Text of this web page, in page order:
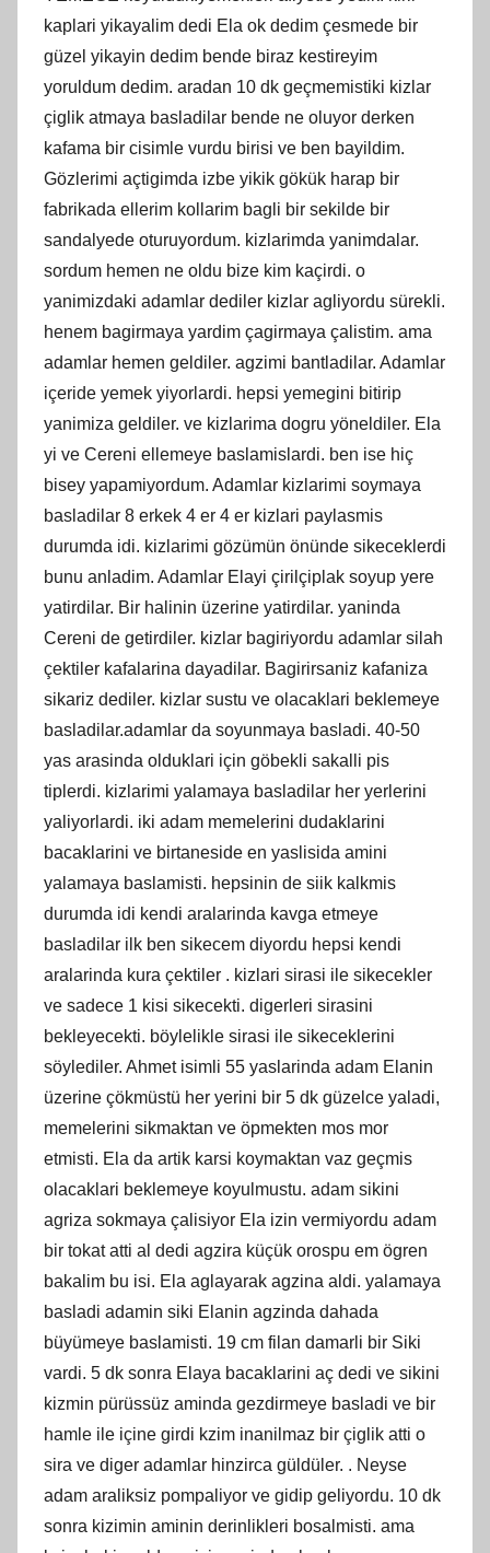
kaplari yikayalim dedi Ela ok dedim çesmede bir
güzel yikayin dedim bende biraz kestireyim
yoruldum dedim. aradan 10 dk geçmemistiki kizlar
çiglik atmaya basladilar bende ne oluyor derken
kafama bir cisimle vurdu birisi ve ben bayildim.
Gözlerimi açtigimda izbe yikik gökük harap bir
fabrikada ellerim kollarim bagli bir sekilde bir
sandalyede oturuyordum. kizlarimda yanimdalar.
sordum hemen ne oldu bize kim kaçirdi. o
yanimizdaki adamlar dediler kizlar agliyordu sürekli.
henem bagirmaya yardim çagirmaya çalistim. ama
adamlar hemen geldiler. agzimi bantladilar. Adamlar
içeride yemek yiyorlardi. hepsi yemegini bitirip
yanimiza geldiler. ve kizlarima dogru yöneldiler. Ela
yi ve Cereni ellemeye baslamislardi. ben ise hiç
bisey yapamiyordum. Adamlar kizlarimi soymaya
basladilar 8 erkek 4 er 4 er kizlari paylasmis
durumda idi. kizlarimi gözümün önünde sikeceklerdi
bunu anladim. Adamlar Elayi çirilçiplak soyup yere
yatirdilar. Bir halinin üzerine yatirdilar. yaninda
Cereni de getirdiler. kizlar bagiriyordu adamlar silah
çektiler kafalarina dayadilar. Bagirirsaniz kafaniza
sikariz dediler. kizlar sustu ve olacaklari beklemeye
basladilar.adamlar da soyunmaya basladi. 40-50
yas arasinda olduklari için göbekli sakalli pis
tiplerdi. kizlarimi yalamaya basladilar her yerlerini
yaliyorlardi. iki adam memelerini dudaklarini
bacaklarini ve birtaneside en yaslisida amini
yalamaya baslamisti. hepsinin de siik kalkmis
durumda idi kendi aralarinda kavga etmeye
basladilar ilk ben sikecem diyordu hepsi kendi
aralarinda kura çektiler . kizlari sirasi ile sikecekler
ve sadece 1 kisi sikecekti. digerleri sirasini
bekleyecekti. böylelikle sirasi ile sikeceklerini
söylediler. Ahmet isimli 55 yaslarinda adam Elanin
üzerine çökmüstü her yerini bir 5 dk güzelce yaladi,
memelerini sikmaktan ve öpmekten mos mor
etmisti. Ela da artik karsi koymaktan vaz geçmis
olacaklari beklemeye koyulmustu. adam sikini
agriza sokmaya çalisiyor Ela izin vermiyordu adam
bir tokat atti al dedi agzira küçük orospu em ögren
bakalim bu isi. Ela aglayarak agzina aldi. yalamaya
basladi adamin siki Elanin agzinda dahada
büyümeye baslamisti. 19 cm filan damarli bir Siki
vardi. 5 dk sonra Elaya bacaklarini aç dedi ve sikini
kizmin pürüssüz aminda gezdirmeye basladi ve bir
hamle ile içine girdi kzim inanilmaz bir çiglik atti o
sira ve diger adamlar hinzirca güldüler. . Neyse
adam araliksiz pompaliyor ve gidip geliyordu. 10 dk
sonra kizimin aminin derinlikleri bosalmisti. ama